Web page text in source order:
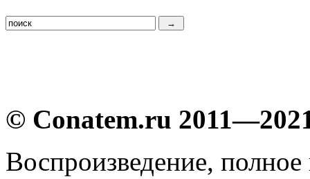
© Conatem.ru
Воспроизведение,